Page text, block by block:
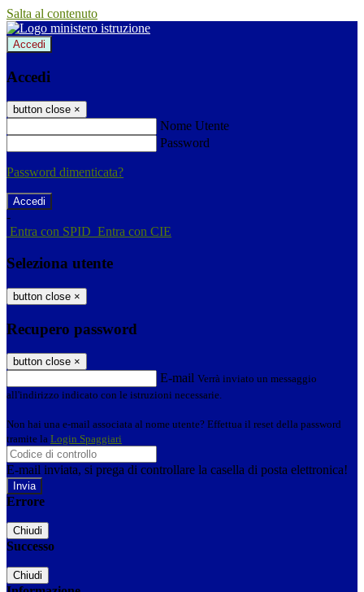
Salta al contenuto
Accedi
Accedi
button close ×
Nome Utente
Password
Password dimenticata?
-
Entra con SPID Entra con CIE
Seleziona utente
button close ×
Recupero password
button close ×
E-mail Verrà inviato un messaggio
all'indirizzo indicato con le istruzioni necessarie.
Non hai una e-mail associata al nome utente? Effettua il reset della password
tramite la Login Spaggiari
E-mail inviata, si prega di controllare la casella di posta elettronica!
Errore
Chiudi
Successo
Chiudi